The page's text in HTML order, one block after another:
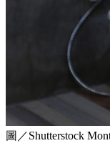
圖／Shutterstock